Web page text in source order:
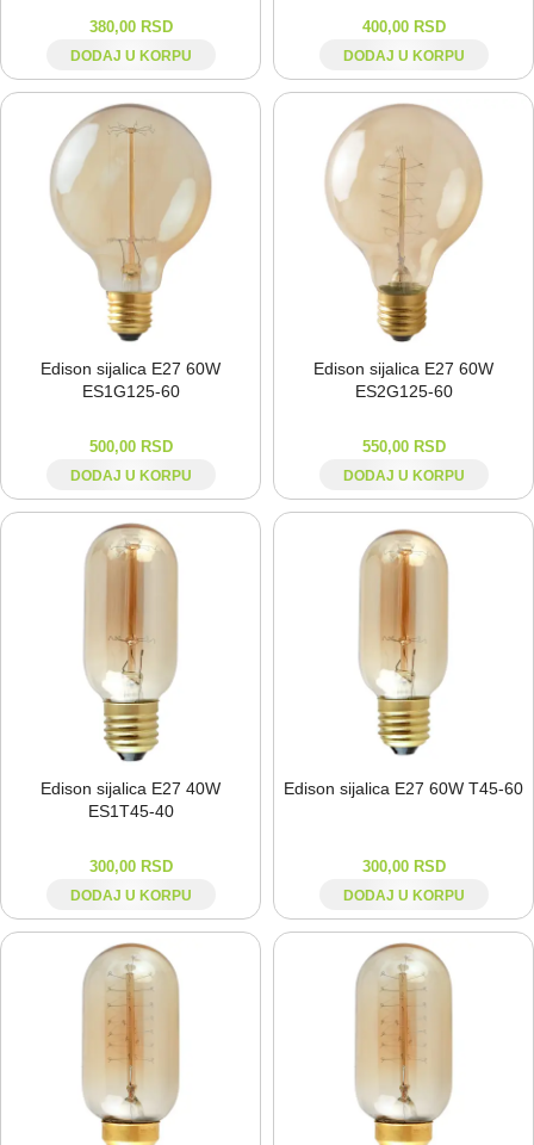
380,00 RSD
DODAJ U KORPU
400,00 RSD
DODAJ U KORPU
Edison sijalica E27 60W
ES1G125-⁠60
500,00 RSD
DODAJ U KORPU
Edison sijalica E27 60W
ES2G125-⁠60
550,00 RSD
DODAJ U KORPU
Edison sijalica E27 40W
ES1T45-⁠40
300,00 RSD
DODAJ U KORPU
Edison sijalica E27 60W T45-⁠60
300,00 RSD
DODAJ U KORPU